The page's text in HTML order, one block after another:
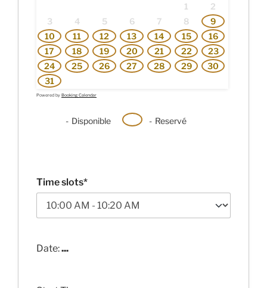
1
2
3
4 5 6 7 8
9
10
11 12 13 14 15
16
17
18 19 20 21 22
23
24
25 26 27 28 29
30
31
Powered by Booking Calendar
- Disponible - Reservé
Time slots*
Date:...